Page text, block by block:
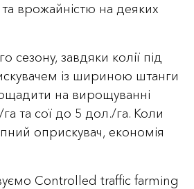
врожайністю на деяких
сезону, завдяки колії під
із шириною штанги
на вирощуванні
та сої до 5 дол./га. Коли
оприскувач, економія
Controlled traffic farming